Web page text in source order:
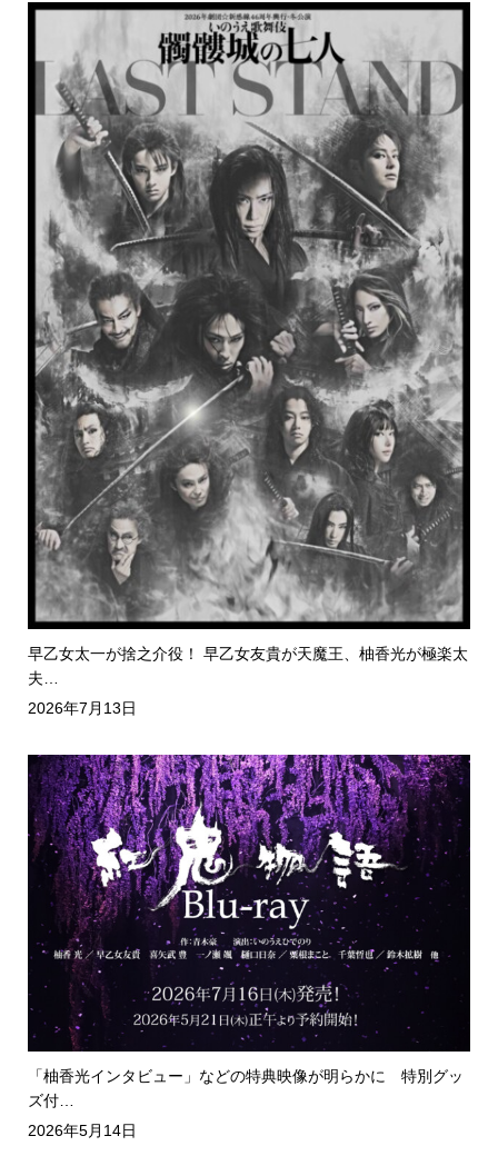
早乙女太一が捨之介役！ 早乙女友貴が天魔王、柚香光が極楽太
夫…
2026年7月13日
「柚香光インタビュー」などの特典映像が明らかに 特別グッ
ズ付…
2026年5月14日